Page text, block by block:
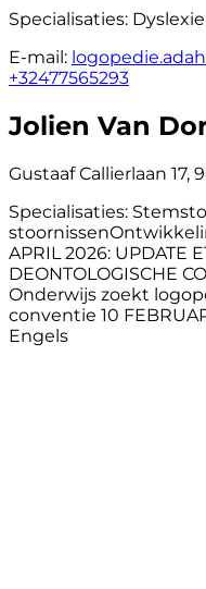
Specialisaties:
E-mail:
+32477565293
Jolien Van
Gustaaf Callierlaan 17,
Specialisaties:
stoornissen
APRIL 2026: UPDATE
DEONTOLOGISCHE
Onderwijs zoekt
conventie 10
Engels